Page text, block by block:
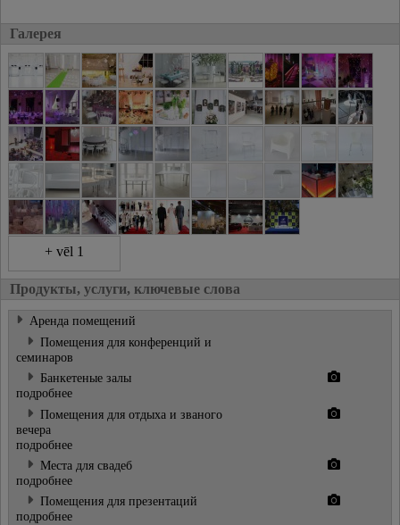
Галерея
+ vēl 1
Продукты, услуги, ключевые слова
Аренда помещений
Помещения для конференций и
семинаров
Банкетeные залы
подробнее
Помещения для отдыха и званого
вечера
подробнее
Местa для свадеб
подробнее
Помещения для презентаций
подробнее